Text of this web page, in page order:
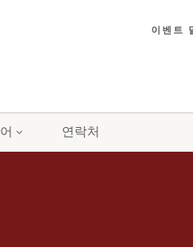
이벤트
연락처